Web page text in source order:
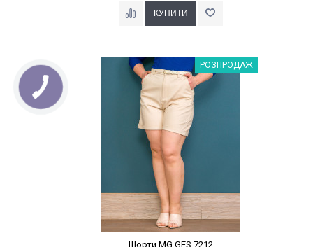
Наклейки Варіант з %РОЗПРОДАЖ
Шорти MG GES 7212